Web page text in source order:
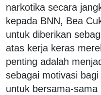
narkotika secara
kepada BNN, Bea
untuk diberikan
atas kerja keras
penting adalah
sebagai motivasi
untuk bersama-